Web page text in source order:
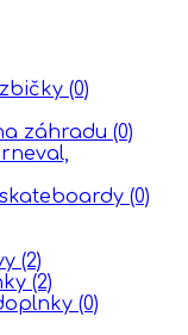
(0)
záhradu (0)
(0)
(2)
(2)
(0)